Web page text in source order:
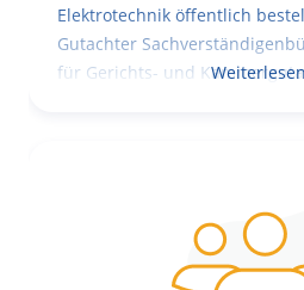
Elektrotechnik öffentlich
Gutachter
für Gerichts- und